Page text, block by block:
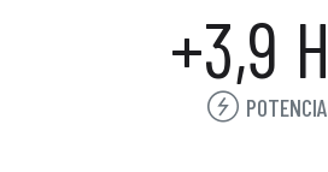
+3,9
POTENCIA